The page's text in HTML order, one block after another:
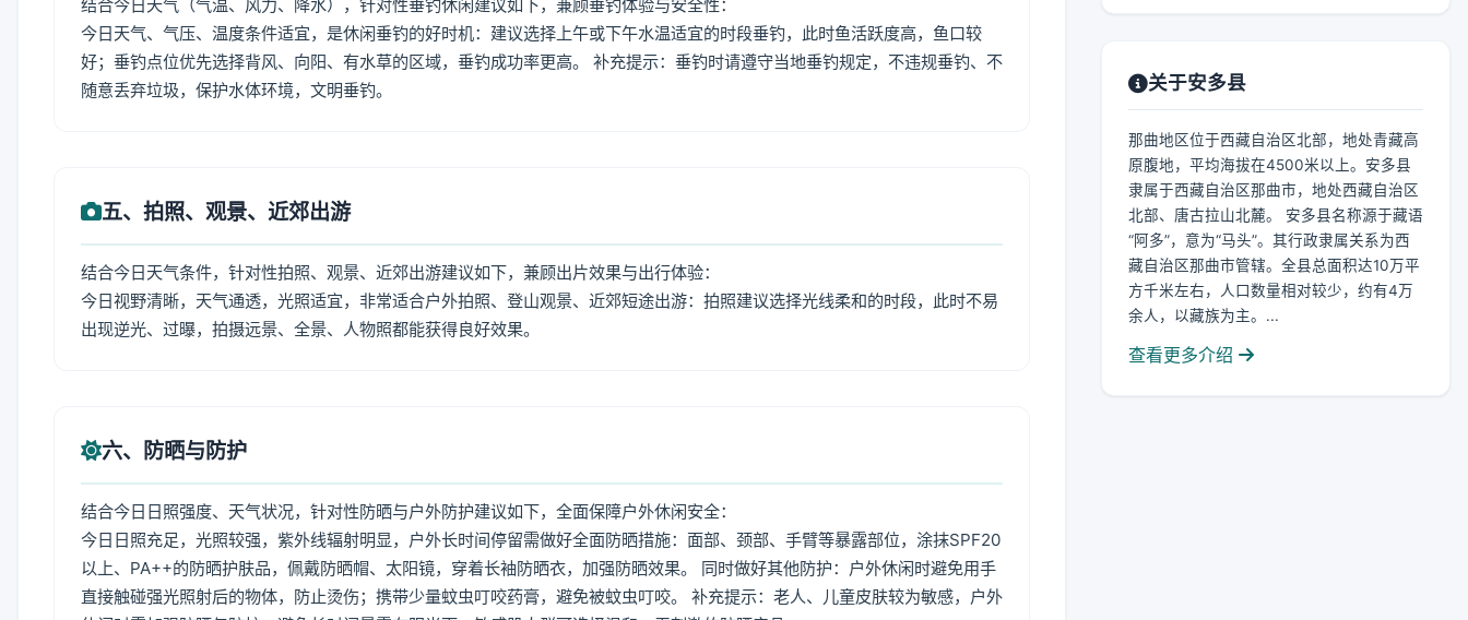
结合今日天气（气温、风力、降水），针对性垂钓休闲建议如下，兼顾垂钓体验与安全性：
今日天气、气压、温度条件适宜，是休闲垂钓的好时机：建议选择上午或下午水温适宜的时段垂钓，此时鱼活跃度高，鱼口较
好；垂钓点位优先选择背风、向阳、有水草的区域，垂钓成功率更高。 补充提示：垂钓时请遵守当地垂钓规定，不违规垂钓、不
随意丢弃垃圾，保护水体环境，文明垂钓。
五、拍照、观景、近郊出游
结合今日天气条件，针对性拍照、观景、近郊出游建议如下，兼顾出片效果与出行体验：
今日视野清晰，天气通透，光照适宜，非常适合户外拍照、登山观景、近郊短途出游：拍照建议选择光线柔和的时段，此时不易
出现逆光、过曝，拍摄远景、全景、人物照都能获得良好效果。
六、防晒与防护
结合今日日照强度、天气状况，针对性防晒与户外防护建议如下，全面保障户外休闲安全：
今日日照充足，光照较强，紫外线辐射明显，户外长时间停留需做好全面防晒措施：面部、颈部、手臂等暴露部位，涂抹SPF20
以上、PA++的防晒护肤品，佩戴防晒帽、太阳镜，穿着长袖防晒衣，加强防晒效果。 同时做好其他防护：户外休闲时避免用手
直接触碰强光照射后的物体，防止烫伤；携带少量蚊虫叮咬药膏，避免被蚊虫叮咬。 补充提示：老人、儿童皮肤较为敏感，户外
关于安多县
那曲地区位于西藏自治区北部，地处青藏高
原腹地，平均海拔在4500米以上。安多县
隶属于西藏自治区那曲市，地处西藏自治区
北部、唐古拉山北麓。 安多县名称源于藏语
“阿多”，意为“马头”。其行政隶属关系为西
藏自治区那曲市管辖。全县总面积达10万平
方千米左右，人口数量相对较少，约有4万
余人，以藏族为主。...
查看更多介绍